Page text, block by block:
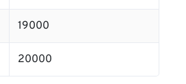
19000
20000